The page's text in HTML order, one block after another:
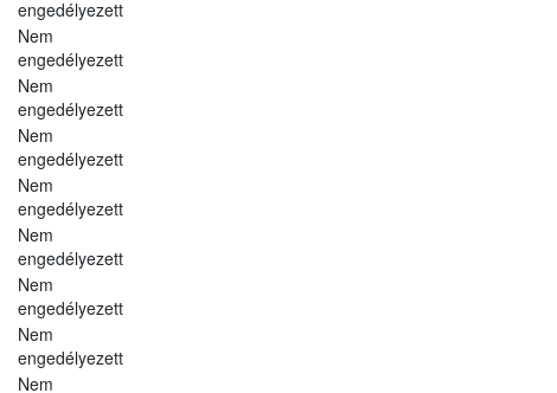
engedélyezett
Nem
engedélyezett
Nem
engedélyezett
Nem
engedélyezett
Nem
engedélyezett
Nem
engedélyezett
Nem
engedélyezett
Nem
engedélyezett
Nem